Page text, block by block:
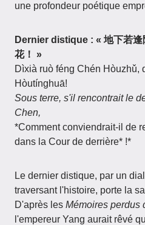
une profondeur poétique
Dernier distique : « 地下若
花！ »
Dìxià ruò féng Chén Hòuzhǔ,
Hòutínghuā!
Sous terre, s'il rencontrait le
Chen,
*Comment conviendrait-il de
dans la Cour de derrière* !*
Le dernier distique, par un
traversant l'histoire, porte la
D'après les Mémoires perdus
l'empereur Yang aurait rêvé